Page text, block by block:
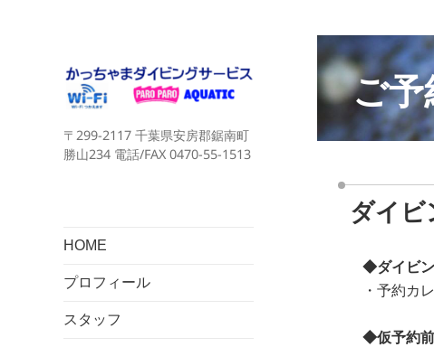
〒299-2117 千葉県安房郡鋸南町
勝山234 電話/FAX 0470-55-1513
HOME
プロフィール
スタッフ
ご予
ダイビ
◆ダイビ
・予約カ
◆仮予約